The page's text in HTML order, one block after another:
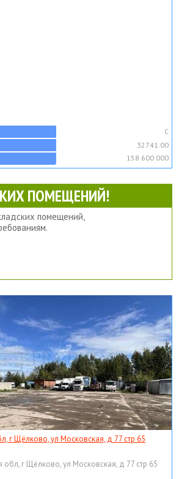
C
32741.00
158 600 000
ПОМЕЩЕНИЙ!
помещений,
г Щёлково, ул Московская, д 77 стр 65
обл, г Щёлково, ул Московская, д 77 стр 65